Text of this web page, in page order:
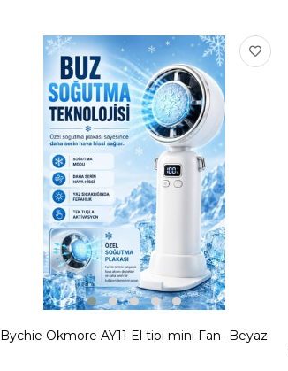
Bychie Okmore AY11 El tipi mini Fan- Beyaz